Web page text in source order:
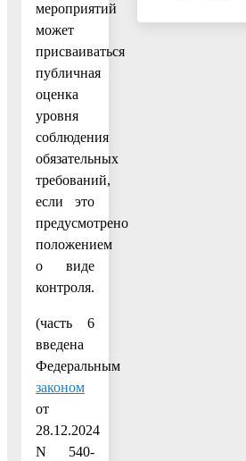
мероприятий
может
присваиваться
публичная
оценка
уровня
соблюдения
обязательных
требований,
если это
предусмотрено
положением
о виде
контроля.
(часть 6
введена
Федеральным
законом
от
28.12.2024
N 540-